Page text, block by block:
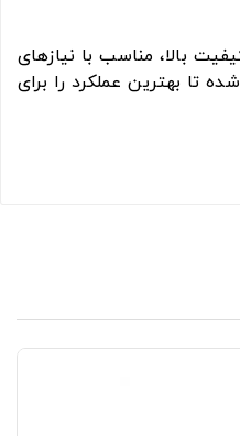
بالا، مناسب با نیازهای
تا بهترین عملکرد را برای